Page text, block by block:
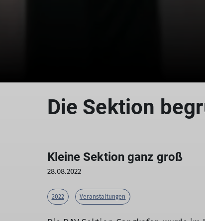
Die Sektion
Kleine Sektion ganz groß
28.08.2022
2022 Veranstaltungen